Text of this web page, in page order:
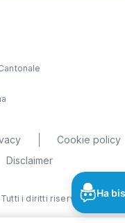
Cookie policy
Disclaimer
i diritti riservati
Ha